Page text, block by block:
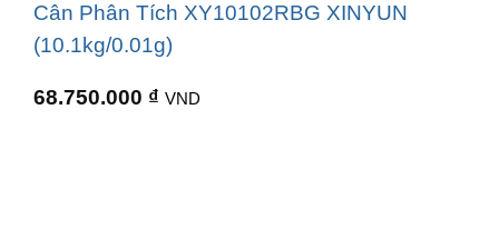
Cân Phân Tích XY10102RBG XINYUN
(10.1kg/0.01g)
68.750.000 ₫ VND